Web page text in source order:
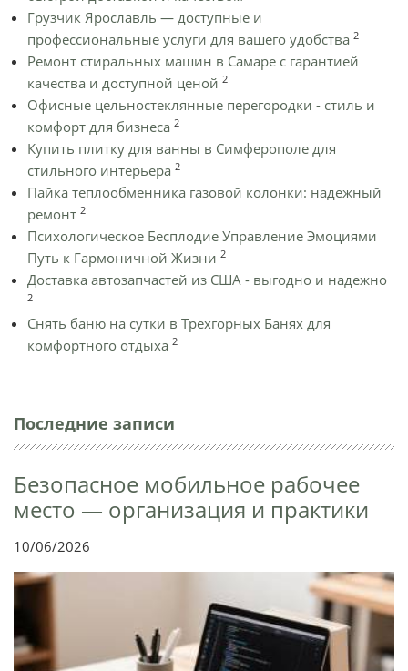
Грузчик Ярославль — доступные и
профессиональные услуги для вашего удобства 2
Ремонт стиральных машин в Самаре с гарантией
качества и доступной ценой 2
Офисные цельностеклянные перегородки - стиль и
комфорт для бизнеса 2
Купить плитку для ванны в Симферополе для
стильного интерьера 2
Пайка теплообменника газовой колонки: надежный
ремонт 2
Психологическое Бесплодие Управление Эмоциями
Путь к Гармоничной Жизни 2
Доставка автозапчастей из США - выгодно и надежно
2
Снять баню на сутки в Трехгорных Банях для
комфортного отдыха 2
Последние записи
Безопасное мобильное рабочее
место — организация и практики
10/06/2026